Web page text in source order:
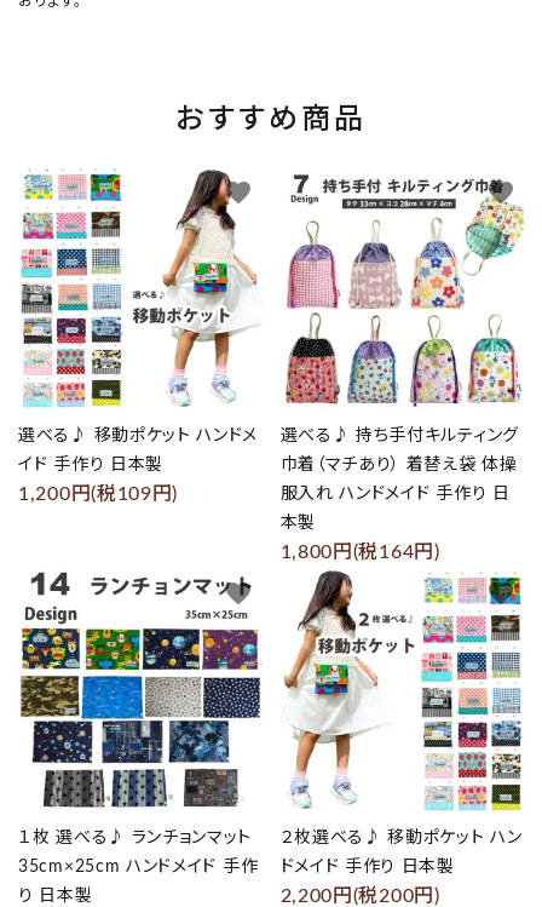
おすすめ商品
選べる♪ 移動ポケット ハンドメ
イド 手作り 日本製
1,200円(税109円)
favorite
選べる♪ 持ち手付キルティング
巾着（マチあり） 着替え袋 体操
服入れ ハンドメイド 手作り 日
本製
1,800円(税164円)
favorite
１枚 選べる♪ ランチョンマット
35cm×25cm ハンドメイド 手作
り 日本製
favorite
２枚選べる♪ 移動ポケット ハン
ドメイド 手作り 日本製
2,200円(税200円)
favorite